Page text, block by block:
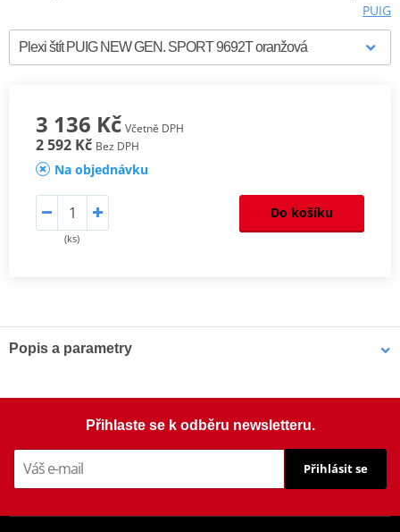
PUIG
3 136 Kč Včetně DPH
2 592 Kč Bez DPH
Na objednávku
(ks)
Do košíku
Popis a parametry
PDF Aerodynamic
Comparative test
Přihlaste se k odběru newsletteru.
Přihlásit se